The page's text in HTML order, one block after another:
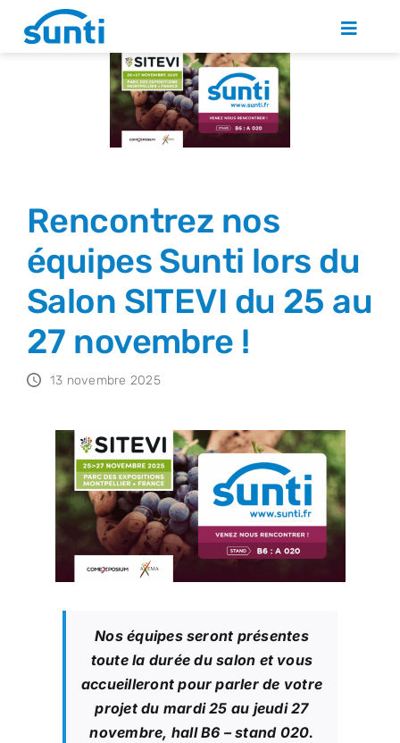
Toggle
QUI SOMMES NOUS ?
SOLUTIONS PHOTOVOLTAÏQUES
NOUS REJOINDRE
CONTACT
Rencontrez nos
équipes Sunti lors du
Salon SITEVI du 25 au
27 novembre !
13 novembre 2025
Nos équipes seront présentes
toute la durée du salon et vous
accueilleront pour parler de votre
projet du mardi 25 au jeudi 27
novembre, hall B6 – stand 020.